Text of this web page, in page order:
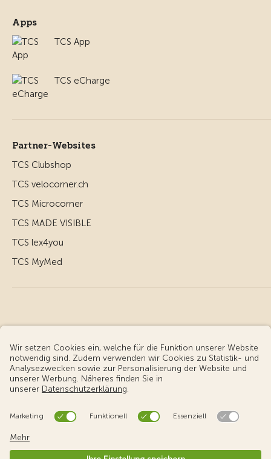
Apps
TCS App
TCS eCharge
Partner-Websites
TCS Clubshop
TCS velocorner.ch
TCS Microcorner
TCS MADE VISIBLE
TCS lex4you
TCS MyMed
© Touring Club Schweiz
Benutzungsbedingungen - rechtliche Informationen
Cookie-Einstellungen